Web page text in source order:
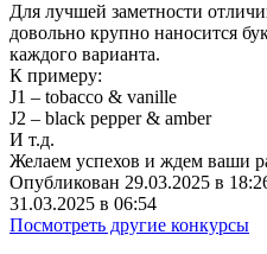
Для лучшей заметности
довольно крупно наносится
каждого варианта.
К примеру:
J1 – tobacco & vanille
J2 – black pepper & amber
И т.д.
Желаем успехов и ждем ваши
Опубликован 29.03.2025 в
31.03.2025 в 06:54
Посмотреть другие конкурсы